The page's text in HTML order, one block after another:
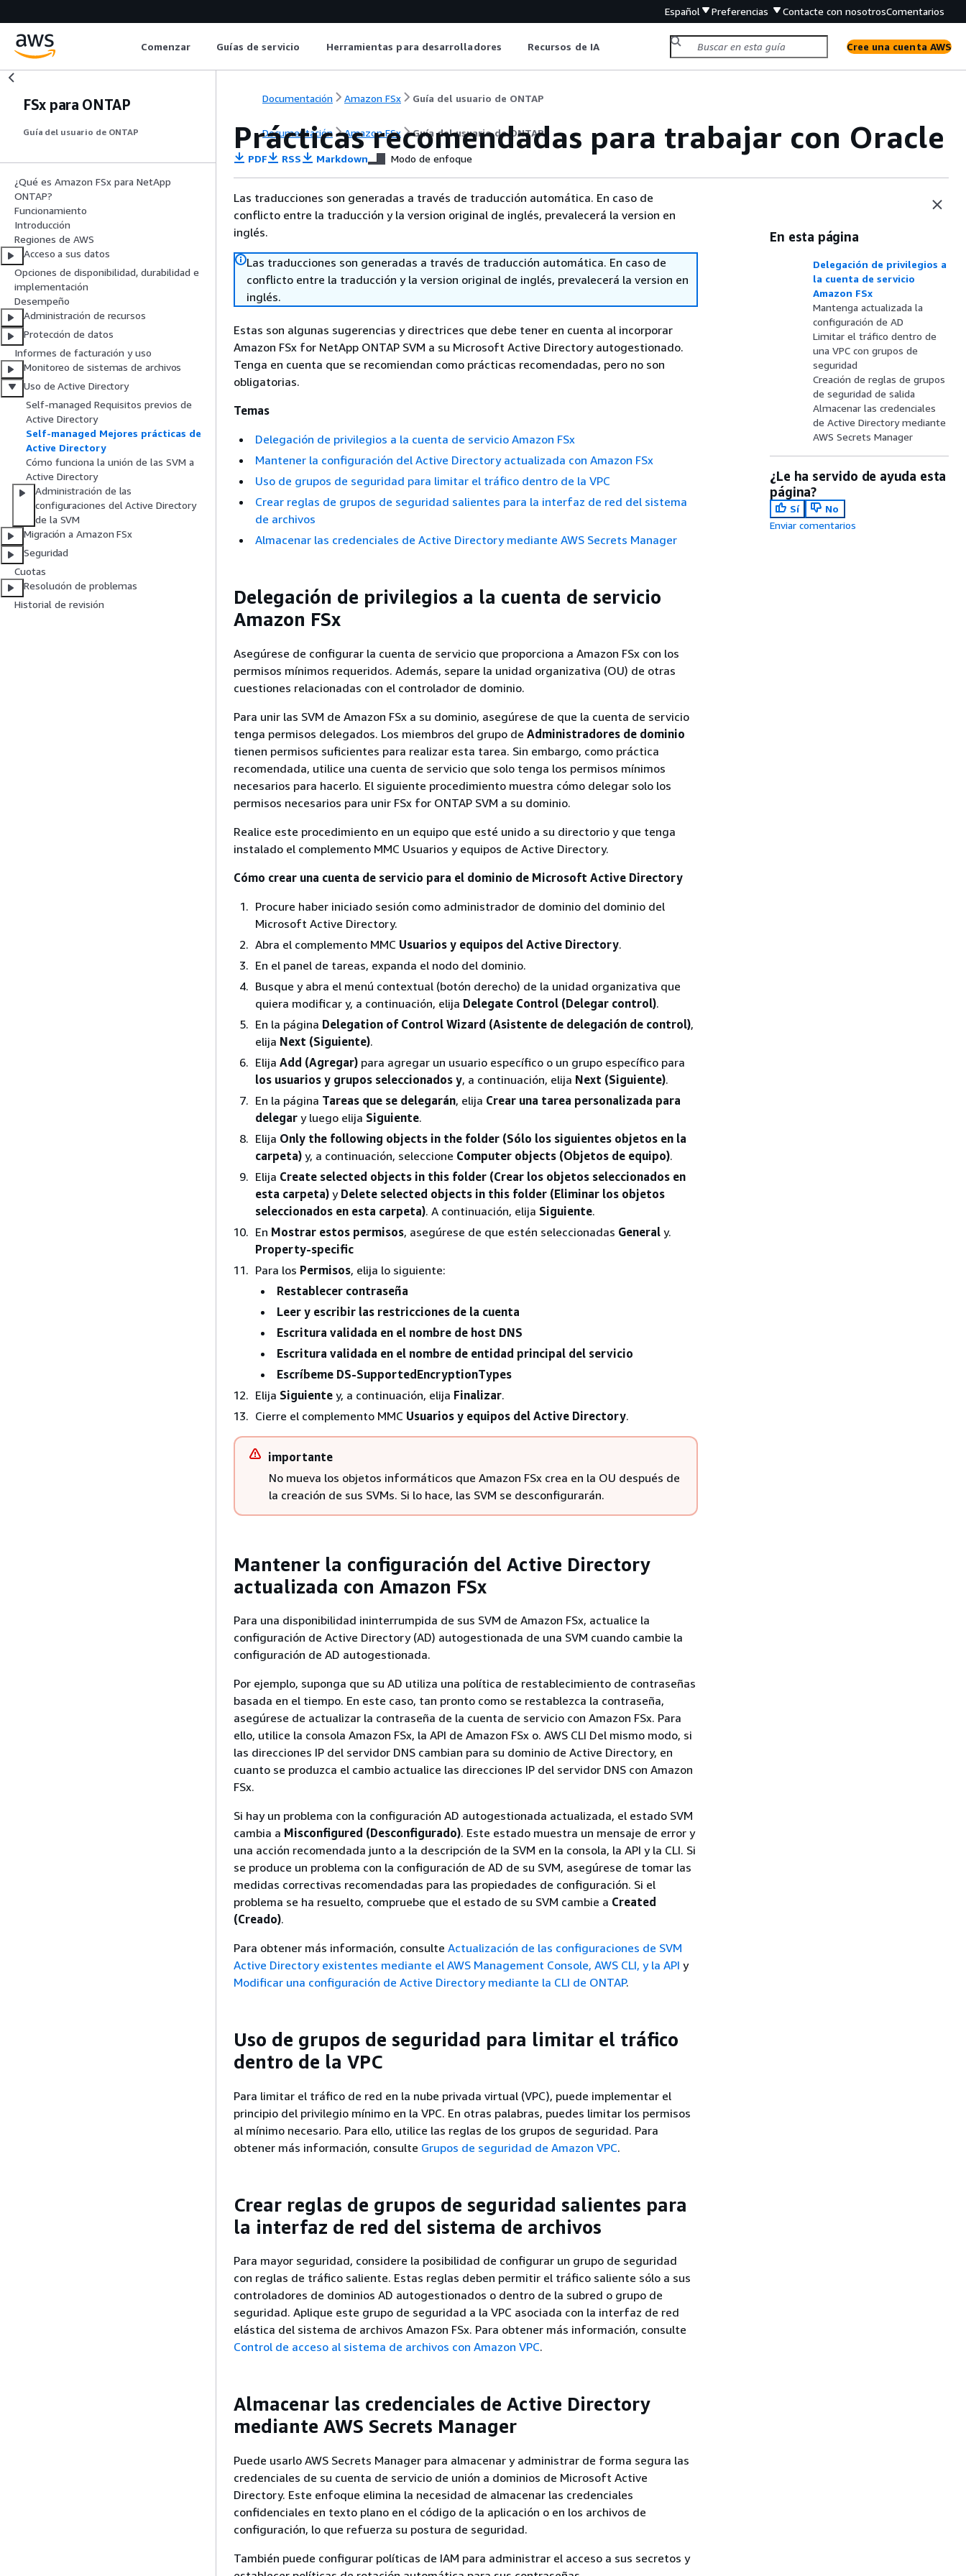
Español Preferencias Contacte con nosotrosComentarios
Comenzar Guías de servicio Herramientas para desarrolladores Recursos de IA Cree una cuenta AWS
FSx para ONTAP
Guía del usuario de ONTAP
¿Qué es Amazon FSx para NetApp
ONTAP?
Funcionamiento
Introducción
Regiones de AWS
Acceso a sus datos
Opciones de disponibilidad, durabilidad e
implementación
Desempeño
Administración de recursos
Protección de datos
Informes de facturación y uso
Monitoreo de sistemas de archivos
Uso de Active Directory
Self-managed Requisitos previos de
Active Directory
Self-managed Mejores prácticas de
Active Directory
Cómo funciona la unión de las SVM a
Active Directory
Administración de las
configuraciones del Active Directory
de la SVM
Migración a Amazon FSx
Seguridad
Cuotas
Resolución de problemas
Historial de revisión
Documentación Amazon FSx Guía del usuario de ONTAP
Documentación Amazon FSx Guía del usuario de ONTAP
Prácticas recomendadas para trabajar con Oracle
PDF RSS Markdown Modo de enfoque
Las traducciones son generadas a través de traducción automática. En caso de
conflicto entre la traducción y la version original de inglés, prevalecerá la version en
inglés.
Las traducciones son generadas a través de traducción automática. En caso de
conflicto entre la traducción y la version original de inglés, prevalecerá la version en
inglés.
Estas son algunas sugerencias y directrices que debe tener en cuenta al incorporar
Amazon FSx for NetApp ONTAP SVM a su Microsoft Active Directory autogestionado.
Tenga en cuenta que se recomiendan como prácticas recomendadas, pero no son
obligatorias.
Temas
Delegación de privilegios a la cuenta de servicio Amazon FSx
Mantener la configuración del Active Directory actualizada con Amazon FSx
Uso de grupos de seguridad para limitar el tráfico dentro de la VPC
Crear reglas de grupos de seguridad salientes para la interfaz de red del sistema
de archivos
Almacenar las credenciales de Active Directory mediante AWS Secrets Manager
Delegación de privilegios a la cuenta de servicio
Amazon FSx
Asegúrese de configurar la cuenta de servicio que proporciona a Amazon FSx con los
permisos mínimos requeridos. Además, separe la unidad organizativa (OU) de otras
cuestiones relacionadas con el controlador de dominio.
Para unir las SVM de Amazon FSx a su dominio, asegúrese de que la cuenta de servicio
tenga permisos delegados. Los miembros del grupo de Administradores de dominio
tienen permisos suficientes para realizar esta tarea. Sin embargo, como práctica
recomendada, utilice una cuenta de servicio que solo tenga los permisos mínimos
necesarios para hacerlo. El siguiente procedimiento muestra cómo delegar solo los
permisos necesarios para unir FSx for ONTAP SVM a su dominio.
Realice este procedimiento en un equipo que esté unido a su directorio y que tenga
instalado el complemento MMC Usuarios y equipos de Active Directory.
Cómo crear una cuenta de servicio para el dominio de Microsoft Active Directory
Procure haber iniciado sesión como administrador de dominio del dominio del
Microsoft Active Directory.
Abra el complemento MMC Usuarios y equipos del Active Directory.
En el panel de tareas, expanda el nodo del dominio.
Busque y abra el menú contextual (botón derecho) de la unidad organizativa que
quiera modificar y, a continuación, elija Delegate Control (Delegar control).
En la página Delegation of Control Wizard (Asistente de delegación de control),
elija Next (Siguiente).
Elija Add (Agregar) para agregar un usuario específico o un grupo específico para
los usuarios y grupos seleccionados y, a continuación, elija Next (Siguiente).
En la página Tareas que se delegarán, elija Crear una tarea personalizada para
delegar y luego elija Siguiente.
Elija Only the following objects in the folder (Sólo los siguientes objetos en la
carpeta) y, a continuación, seleccione Computer objects (Objetos de equipo).
Elija Create selected objects in this folder (Crear los objetos seleccionados en
esta carpeta) y Delete selected objects in this folder (Eliminar los objetos
seleccionados en esta carpeta). A continuación, elija Siguiente.
En Mostrar estos permisos, asegúrese de que estén seleccionadas General y.
Property-specific
Para los Permisos, elija lo siguiente:
Restablecer contraseña
Leer y escribir las restricciones de la cuenta
Escritura validada en el nombre de host DNS
Escritura validada en el nombre de entidad principal del servicio
Escríbeme DS-SupportedEncryptionTypes
Elija Siguiente y, a continuación, elija Finalizar.
Cierre el complemento MMC Usuarios y equipos del Active Directory.
importante
No mueva los objetos informáticos que Amazon FSx crea en la OU después de
la creación de sus SVMs. Si lo hace, las SVM se desconfigurarán.
Mantener la configuración del Active Directory
actualizada con Amazon FSx
Para una disponibilidad ininterrumpida de sus SVM de Amazon FSx, actualice la
configuración de Active Directory (AD) autogestionada de una SVM cuando cambie la
configuración de AD autogestionada.
Por ejemplo, suponga que su AD utiliza una política de restablecimiento de contraseñas
basada en el tiempo. En este caso, tan pronto como se restablezca la contraseña,
asegúrese de actualizar la contraseña de la cuenta de servicio con Amazon FSx. Para
ello, utilice la consola Amazon FSx, la API de Amazon FSx o. AWS CLI Del mismo modo, si
las direcciones IP del servidor DNS cambian para su dominio de Active Directory, en
cuanto se produzca el cambio actualice las direcciones IP del servidor DNS con Amazon
FSx.
Si hay un problema con la configuración AD autogestionada actualizada, el estado SVM
cambia a Misconfigured (Desconfigurado). Este estado muestra un mensaje de error y
una acción recomendada junto a la descripción de la SVM en la consola, la API y la CLI. Si
se produce un problema con la configuración de AD de su SVM, asegúrese de tomar las
medidas correctivas recomendadas para las propiedades de configuración. Si el
problema se ha resuelto, compruebe que el estado de su SVM cambie a Created
(Creado).
Para obtener más información, consulte Actualización de las configuraciones de SVM
Active Directory existentes mediante el AWS Management Console, AWS CLI, y la API y
Modificar una configuración de Active Directory mediante la CLI de ONTAP.
Uso de grupos de seguridad para limitar el tráfico
dentro de la VPC
Para limitar el tráfico de red en la nube privada virtual (VPC), puede implementar el
principio del privilegio mínimo en la VPC. En otras palabras, puedes limitar los permisos
al mínimo necesario. Para ello, utilice las reglas de los grupos de seguridad. Para
obtener más información, consulte Grupos de seguridad de Amazon VPC.
Crear reglas de grupos de seguridad salientes para
la interfaz de red del sistema de archivos
Para mayor seguridad, considere la posibilidad de configurar un grupo de seguridad
con reglas de tráfico saliente. Estas reglas deben permitir el tráfico saliente sólo a sus
controladores de dominios AD autogestionados o dentro de la subred o grupo de
seguridad. Aplique este grupo de seguridad a la VPC asociada con la interfaz de red
elástica del sistema de archivos Amazon FSx. Para obtener más información, consulte
Control de acceso al sistema de archivos con Amazon VPC.
Almacenar las credenciales de Active Directory
mediante AWS Secrets Manager
Puede usarlo AWS Secrets Manager para almacenar y administrar de forma segura las
credenciales de su cuenta de servicio de unión a dominios de Microsoft Active
Directory. Este enfoque elimina la necesidad de almacenar las credenciales
confidenciales en texto plano en el código de la aplicación o en los archivos de
configuración, lo que refuerza su postura de seguridad.
También puede configurar políticas de IAM para administrar el acceso a sus secretos y
En esta página
Delegación de privilegios a
la cuenta de servicio
Amazon FSx
Mantenga actualizada la
configuración de AD
Limitar el tráfico dentro de
una VPC con grupos de
seguridad
Creación de reglas de grupos
de seguridad de salida
Almacenar las credenciales
de Active Directory mediante
AWS Secrets Manager
¿Le ha servido de ayuda esta
página?
Sí
No
Enviar comentarios